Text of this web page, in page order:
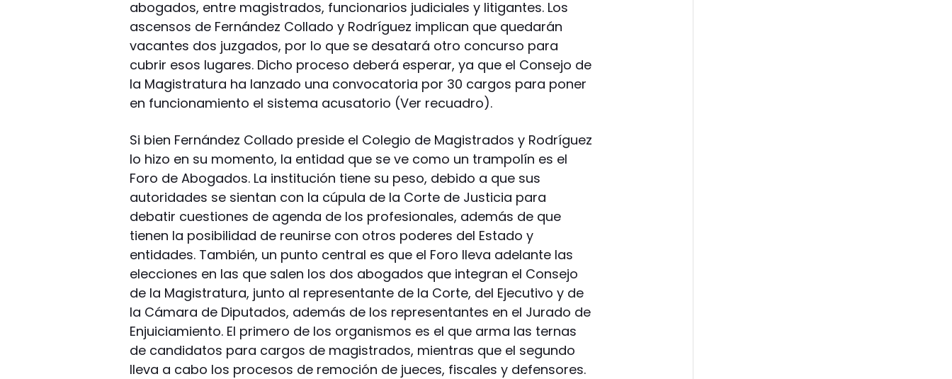
abogados, entre magistrados, funcionarios judiciales y litigantes. Los
ascensos de Fernández Collado y Rodríguez implican que quedarán
vacantes dos juzgados, por lo que se desatará otro concurso para
cubrir esos lugares. Dicho proceso deberá esperar, ya que el Consejo de
la Magistratura ha lanzado una convocatoria por 30 cargos para poner
en funcionamiento el sistema acusatorio (Ver recuadro).
Si bien Fernández Collado preside el Colegio de Magistrados y Rodríguez
lo hizo en su momento, la entidad que se ve como un trampolín es el
Foro de Abogados. La institución tiene su peso, debido a que sus
autoridades se sientan con la cúpula de la Corte de Justicia para
debatir cuestiones de agenda de los profesionales, además de que
tienen la posibilidad de reunirse con otros poderes del Estado y
entidades. También, un punto central es que el Foro lleva adelante las
elecciones en las que salen los dos abogados que integran el Consejo
de la Magistratura, junto al representante de la Corte, del Ejecutivo y de
la Cámara de Diputados, además de los representantes en el Jurado de
Enjuiciamiento. El primero de los organismos es el que arma las ternas
de candidatos para cargos de magistrados, mientras que el segundo
lleva a cabo los procesos de remoción de jueces, fiscales y defensores.